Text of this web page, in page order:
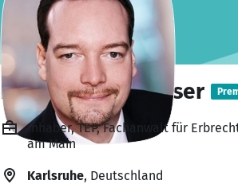
Dr. Marcus A. Hosser
Inhaber, TEP, Fachanwalt für
am Main
Karlsruhe, Deutschland